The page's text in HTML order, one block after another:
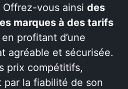
vous ainsi des
marques à des tarifs
profitant d’une
agréable et sécurisée.
prix compétitifs,
par la fiabilité de son